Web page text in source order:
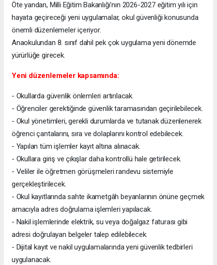
Öte yandan, Milli Eğitim Bakanlığı'nın 2026-2027 eğitim yılı için
hayata geçireceği yeni uygulamalar, okul güvenliği konusunda
önemli düzenlemeler içeriyor.
Anaokulundan 8. sınıf dahil pek çok uygulama yeni dönemde
yürürlüğe girecek.
Yeni düzenlemeler kapsamında:
- Okullarda güvenlik önlemleri artırılacak.
- Öğrenciler gerektiğinde güvenlik taramasından geçirilebilecek.
- Okul yönetimleri, gerekli durumlarda ve tutanak düzenlenerek
öğrenci çantalarını, sıra ve dolaplarını kontrol edebilecek.
- Yapılan tüm işlemler kayıt altına alınacak.
- Okullara giriş ve çıkışlar daha kontrollü hale getirilecek.
- Veliler ile öğretmen görüşmeleri randevu sistemiyle
gerçekleştirilecek.
- Okul kayıtlarında sahte ikametgâh beyanlarının önüne geçmek
amacıyla adres doğrulama işlemleri yapılacak.
- Nakil işlemlerinde elektrik, su veya doğalgaz faturası gibi
adresi doğrulayan belgeler talep edilebilecek.
- Dijital kayıt ve nakil uygulamalarında yeni güvenlik tedbirleri
uygulanacak.